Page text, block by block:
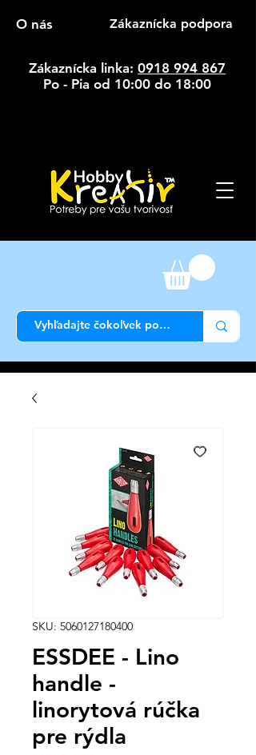
O nás Zákaznícka podpora
Zákaznícka linka: 0918 994 867
Po - Pia od 10:00 do 18:00
SKU: 5060127180400
ESSDEE - Lino
handle -
linorytová rúčka
pre rýdla